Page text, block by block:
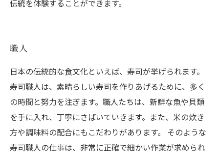
伝統を体験することができます。
職人
日本の伝統的な食文化といえば、寿司が挙げられます。
寿司職人は、素晴らしい寿司を作りあげるために、多く
の時間と努力を注ぎます。職人たちは、新鮮な魚や貝類
を手に入れ、丁寧にさばいていきます。また、米の炊き
方や調味料の配合にもこだわりがあります。 そのような
寿司職人の仕事は、非常に正確で細かい作業が求められ